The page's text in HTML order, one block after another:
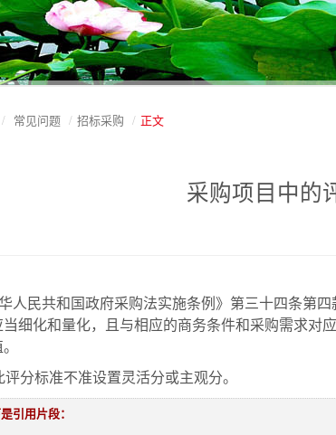
/ 常见问题 / 招标采购 / 正文
采购项目中的
华人民共和国政府采购法实施条例》第三十四条第
当细化和量化，且与相应的商务条件和采购需求对
评分标准不准设置灵活分或主观分。
引用片段：